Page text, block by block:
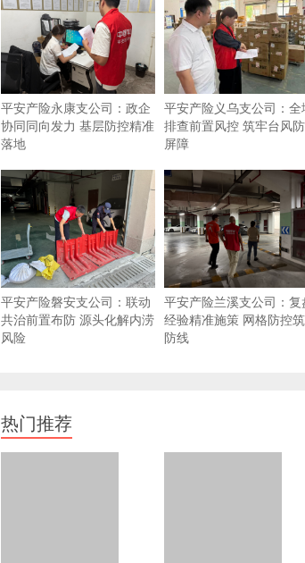
平安产险永康支公司：政企
协同同向发力 基层防控精准
落地
平安产险义乌支公司：全
排查前置风控 筑牢台风
屏障
平安产险磐安支公司：联动
共治前置布防 源头化解内涝
风险
平安产险兰溪支公司：复
经验精准施策 网格防控
防线
热门推荐